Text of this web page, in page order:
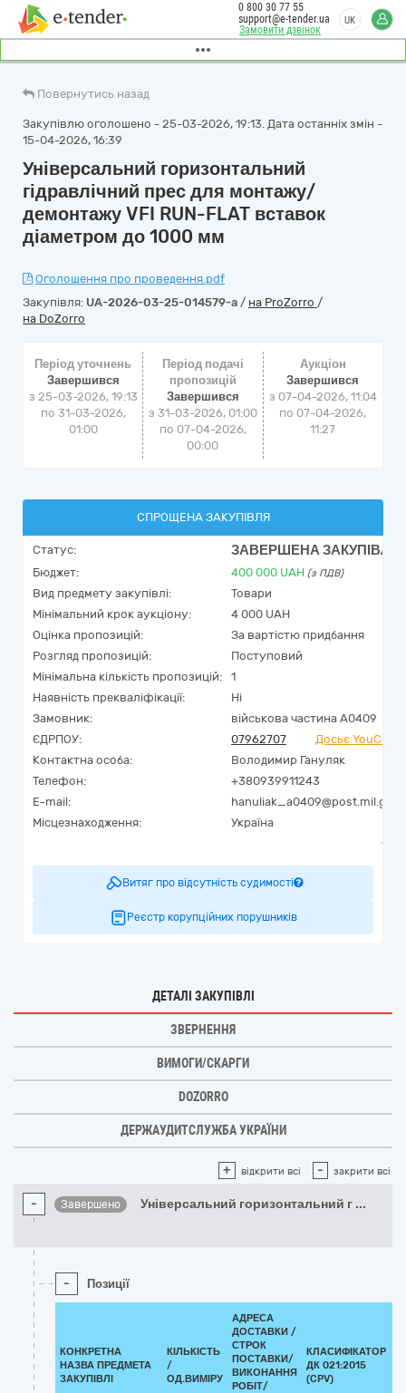
Замовити дзвінок
0 800 30 77 55
support@e-tender.ua
UK
Повернутись назад
Закупівлю оголошено - 25-03-2026, 19:13. Дата останніх змін -
15-04-2026, 16:39
Універсальний горизонтальний
гідравлічний прес для монтажу/
демонтажу VFI RUN-FLAT вставок
діаметром до 1000 мм
Оголошення про проведення.pdf
Закупівля: UA-2026-03-25-014579-a / на ProZorro /
на DoZorro
Період уточнень
Завершився
з 25-03-2026, 19:13
по 31-03-2026,
01:00
Період подачі
пропозицій
Завершився
з 31-03-2026, 01:00
по 07-04-2026,
00:00
Аукціон
Завершився
з 07-04-2026, 11:04
по 07-04-2026,
11:27
СПРОЩЕНА ЗАКУПІВЛЯ
Статус: ЗАВЕРШЕНА ЗАКУПІВЛЯ
Бюджет: 400 000 UAH (з ПДВ)
Вид предмету закупівлі:
Товари
Мінімальний крок аукціону:
4 000 UAH
Оцінка пропозицій:
За вартістю придбання
Розгляд пропозицій:
Поступовий
Мінімальна кількість пропозицій:
1
Наявність прекваліфікації:
Ні
Замовник:
військова частина А0409
ЄДРПОУ:
07962707
Досьє
Контактна особа:
Володимир Гануляк
Телефон:
+380939911243
E-mail:
Місцезнаходження:
Україна
Витяг про відсутність судимості
Реєстр корупційних порушників
ДЕТАЛІ ЗАКУПІВЛІ
ЗВЕРНЕННЯ
ВИМОГИ/СКАРГИ
DOZORRO
ДЕРЖАУДИТСЛУЖБА УКРАЇНИ
+ відкрити всі - закрити всі
- Завершено Універсальний горизонтальний г ...
- Позиції
КОНКРЕТНА
НАЗВА ПРЕДМЕТА
ЗАКУПІВЛІ
КІЛЬКІСТЬ
/
ОД.ВИМІРУ
АДРЕСА
ДОСТАВКИ /
СТРОК
ПОСТАВКИ/
ВИКОНАННЯ
РОБІТ/
КЛАСИФІКАТОР
ДК 021:2015
(CPV)